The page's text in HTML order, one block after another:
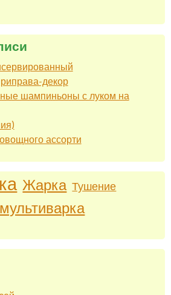
декор
шампиньоны с луком на
ассорти
Жарка Тушение
мультиварка